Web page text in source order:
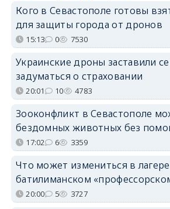
Кого в Севастополе готовы
для защиты города от дронов
15:13 0 7530
Украинские дроны заставили
задуматься о страховании
20:01 10 4783
Зооконфликт в Севастополе
бездомных животных без
17:02 6 3359
Что может измениться в
батилиманском
20:00 5 3727